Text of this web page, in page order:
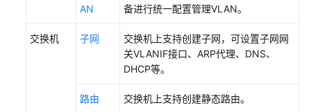
部
AN
备进行统一配置管理VLAN。
交换机 子网
交换机上支持创建子网，可设置子网网
关VLANIF接口、ARP代理、DNS、
DHCP等。
路由 交换机上支持创建静态路由。